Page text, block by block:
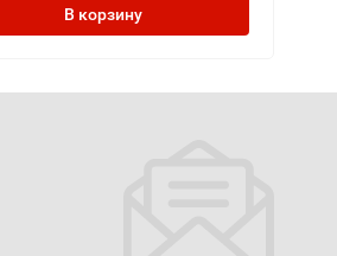
В корзину